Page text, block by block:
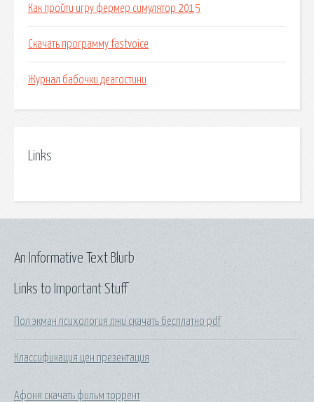
Как пройти игру фермер симулятор 2015
Скачать программу fastvoice
Журнал бабочки деагостини
Links
Links to Important Stuff
Пол экман психология лжи скачать бесплатно pdf
Классификация цен презентация
Афоня скачать фильм торрент
An Informative Text Blurb